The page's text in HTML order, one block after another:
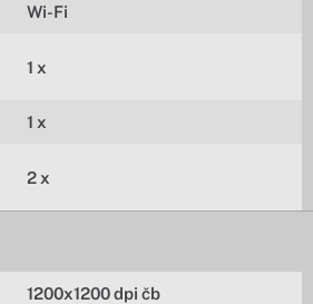
Wi-Fi
1 x
1 x
2 x
1200x1200 dpi čb